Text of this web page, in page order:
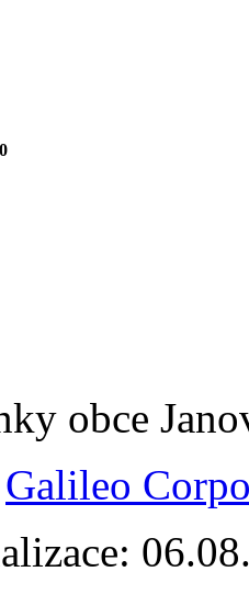
obce
Galileo